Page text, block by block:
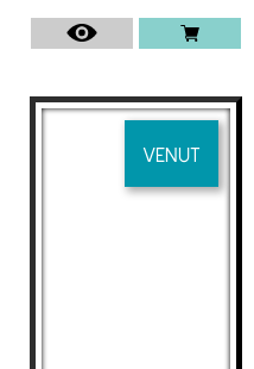
VENUT